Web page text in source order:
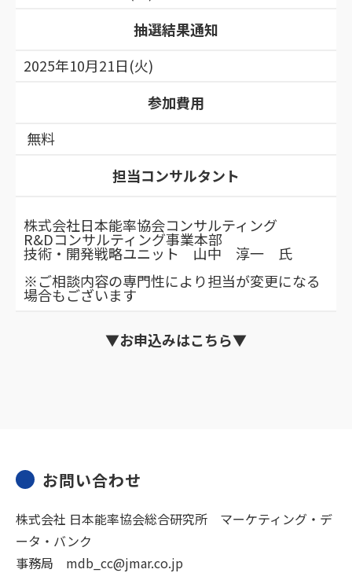
抽選結果通知
2025年10月21日(火)
参加費用
無料
担当コンサルタント
株式会社日本能率協会コンサルティング
R&Dコンサルティング事業本部
技術・開発戦略ユニット 山中 淳一 氏
※ご相談内容の専門性により担当が変更になる
場合もございます
▼お申込みはこちら▼
お問い合わせ
株式会社 日本能率協会総合研究所 マーケティング・デ
ータ・バンク
事務局 mdb_cc@jmar.co.jp